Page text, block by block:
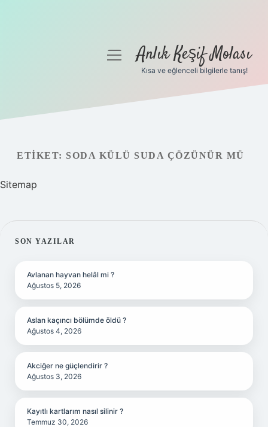
Gizlilik Politikası
menüyüAnlık Keşif Molası
Kısa ve eğlenceli bilgilerle tanış!
ETIKET: SODA KÜLÜ SUDA ÇÖZÜNÜR MÜ
Sitemap
SIDEBAR
SON YAZILAR
Avlanan hayvan helâl mi ?
Ağustos 5, 2026
Aslan kaçıncı bölümde öldü ?
Ağustos 4, 2026
Akciğer ne güçlendirir ?
Ağustos 3, 2026
Kayıtlı kartlarım nasıl silinir ?
Temmuz 30, 2026